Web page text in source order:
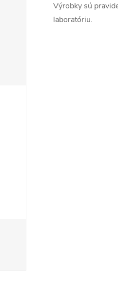
Výrobky sú
laboratóriu.